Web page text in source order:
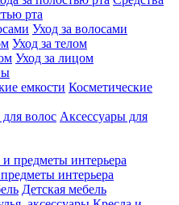
рта
Уход за волосами
Уход за телом
Уход за лицом
Косметические
Аксессуары для
интерьера
Детская мебель